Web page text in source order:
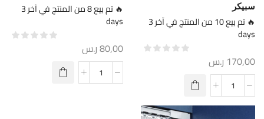
سبيكر
🔥 تم بيع 10 من المنتج في آخر 3
days
170,00 ر.س
🔥 تم بيع 8 من المنتج في آخر 3
days
80,00ر.س